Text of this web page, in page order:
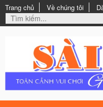
Trang chủ Về chúng tôi